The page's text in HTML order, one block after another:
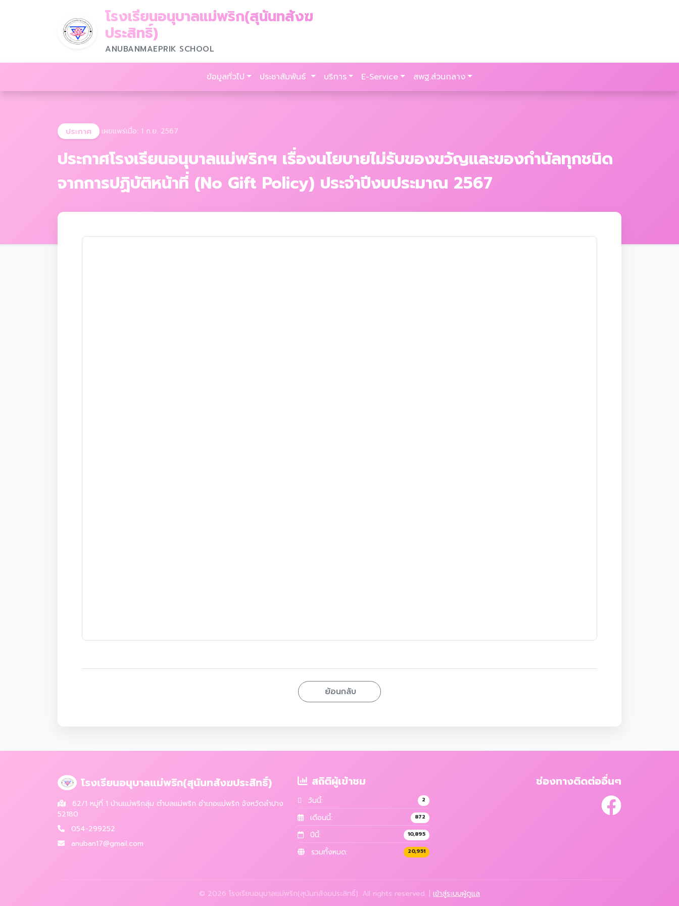
โรงเรียนอนุบาลแม่พริก(สุนันทสังฆ
ประสิทธิ์)
ANUBANMAEPRIK SCHOOL
ข้อมูลทั่วไป ประชาสัมพันธ์ บริการ E-Service สพฐ.ส่วนกลาง
ประกาศ เผยแพร่เมื่อ: 1 ก.ย. 2567
ประกาศโรงเรียนอนุบาลแม่พริกฯ เรื่องนโยบายไม่รับของขวัญและของกำนัลทุกชนิด
จากการปฏิบัติหน้าที่ (No Gift Policy) ประจำปีงบประมาณ 2567
ย้อนกลับ
โรงเรียนอนุบาลแม่พริก(สุนันทสังฆประสิทธิ์)
62/1 หมู่ที่ 1 บ้านแม่พริกลุ่ม ตำบลแม่พริก อำเภอแม่พริก จังหวัดลำปาง
52180
054-299252
anuban17@gmail.com
สถิติผู้เข้าชม
วันนี้: 2
เดือนนี้: 872
ปีนี้: 10,895
รวมทั้งหมด: 20,951
ช่องทางติดต่ออื่นๆ
© 2026 โรงเรียนอนุบาลแม่พริก(สุนันทสังฆประสิทธิ์). All rights reserved. | เข้าสู่ระบบผู้ดูแล